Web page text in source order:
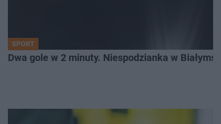
SPORT
Dwa gole w 2 minuty. Niespodzianka w